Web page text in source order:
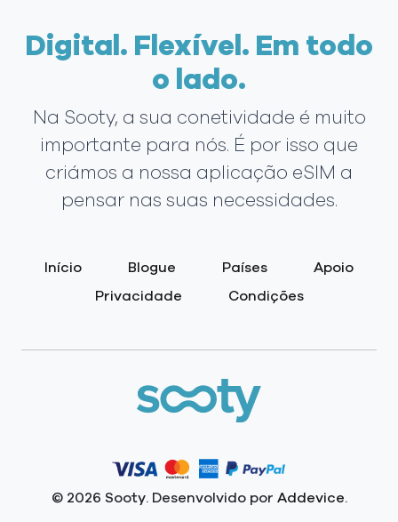
Digital. Flexível. Em todo
o lado.
Na Sooty, a sua conetividade é muito
importante para nós. É por isso que
criámos a nossa aplicação eSIM a
pensar nas suas necessidades.
Início Blogue Países
Apoio
Privacidade
Condições
© 2026 Sooty. Desenvolvido por Addevice.